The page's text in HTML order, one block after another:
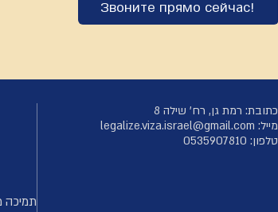
Звоните прямо сейчас!
תמיכה
כתובת: רמת גן, רח' שילה 8
legalize.viza.israel@gmail.com :מייל
טלפון: 0535907810